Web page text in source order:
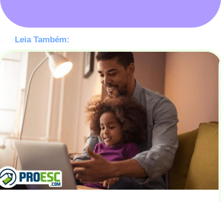
Leia Também: